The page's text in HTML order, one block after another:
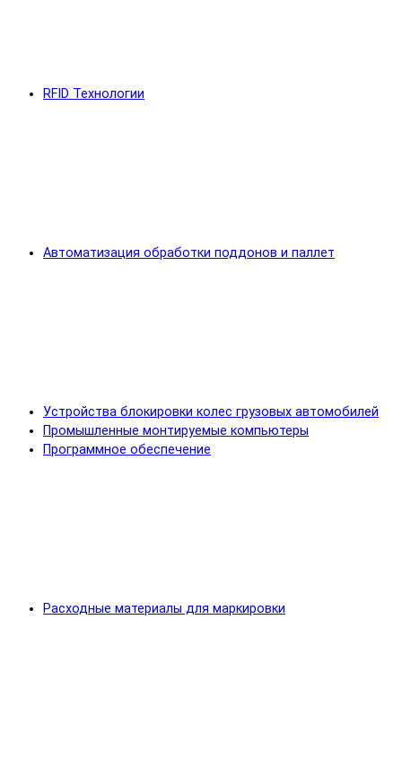
RFID Технологии
Автоматизация обработки поддонов и паллет
Устройства блокировки колес грузовых автомобилей
Промышленные монтируемые компьютеры
Программное обеспечение
Расходные материалы для маркировки